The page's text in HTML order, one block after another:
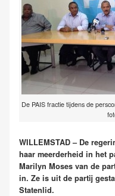
De PAIS fractie tijdens de
WILLEMSTAD – De
haar meerderheid in het
Marilyn Moses van de
in. Ze is uit de partij
Statenlid.